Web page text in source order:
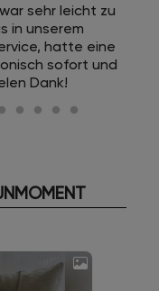
sehr leicht zu
in unserem
hatte eine
sofort und
Dank!